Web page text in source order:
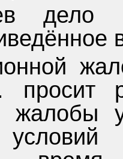
просит
жалобы